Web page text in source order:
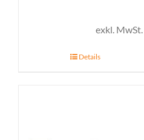
exkl. MwSt.
Details